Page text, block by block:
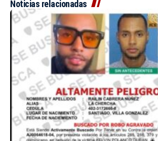
Noticias relacionadas